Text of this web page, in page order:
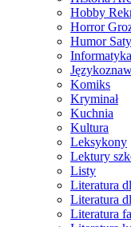
Hobby
Horror
Humor
Informatyka
Komiks
Kryminał
Kuchnia
Kultura
Leksykony
Lektury
Listy
Literatura
Literatura
Literatura